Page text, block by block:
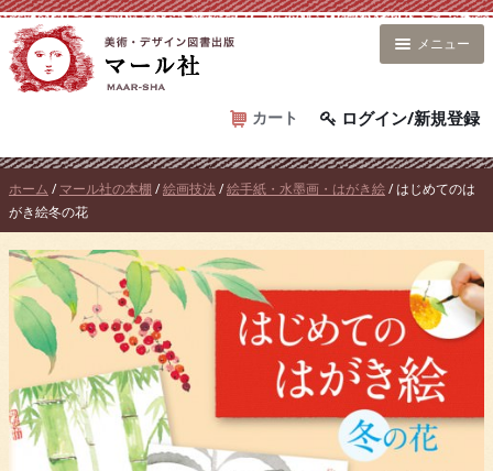
コ
ン
テ
ス
キ
ッ
プ
カート ログイン/新規登録
メニュー
ホーム / マール社の本棚 /絵画技法 /絵手紙・水墨画・はがき絵/ はじめてのは
がき絵冬の花